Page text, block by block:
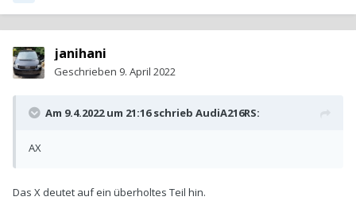
janihani
Geschrieben 9. April 2022
Am 9.4.2022 um 21:16 schrieb AudiA216RS:
AX
Das X deutet auf ein überholtes Teil hin.